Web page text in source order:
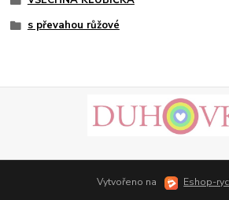
s převahou růžové
Vytvořeno na Eshop-